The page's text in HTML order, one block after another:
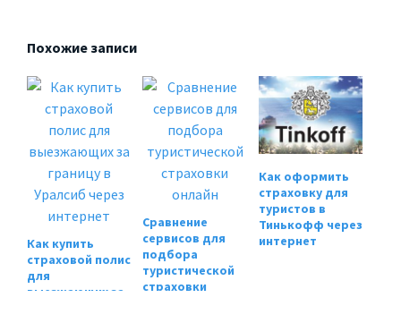
Похожие записи
Как купить
страховой полис
для
выезжающих за
Сравнение
сервисов для
подбора
туристической
страховки
Как оформить
страховку для
туристов в
Тинькофф через
интернет